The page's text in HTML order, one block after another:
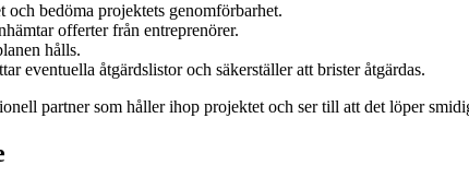
bedöma projektets genomförbarhet.
offerter från entreprenörer.
hålls.
eventuella åtgärdslistor och säkerställer att brister åtgärdas.
partner som håller ihop projektet och ser till att det löper